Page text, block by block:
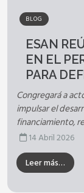
BLOG
ESAN
EN EL
PARA
Congregará a
impulsar el
financiamiento,
14 Abril 2026
Leer más…